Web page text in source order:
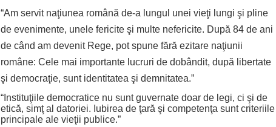
“Am servit naţiunea română de-a lungul unei vieţi lungi şi pline
de evenimente, unele fericite şi multe nefericite. După 84 de ani
de când am devenit Rege, pot spune fără ezitare naţiunii
române: Cele mai importante lucruri de dobândit, după libertate
şi democraţie, sunt identitatea şi demnitatea.”
“Instituţiile democratice nu sunt guvernate doar de legi, ci şi de
etică, simţ al datoriei. Iubirea de ţară şi competenţa sunt criteriile
principale ale vieţii publice.”